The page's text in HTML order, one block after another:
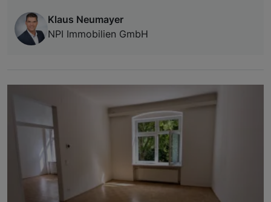
Klaus Neumayer
NPI Immobilien GmbH